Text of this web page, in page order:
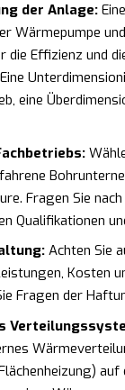
der Anlage:
Wärmepumpe
die Effizienz und
eine
Fragen Sie
Qualifikationen
Achten Sie
Kosten
Fragen der
auf